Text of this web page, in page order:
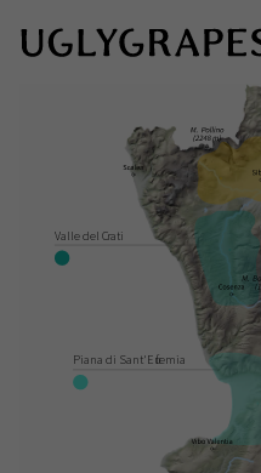
Valle del Crati
Piana di Sant'Eu
femia